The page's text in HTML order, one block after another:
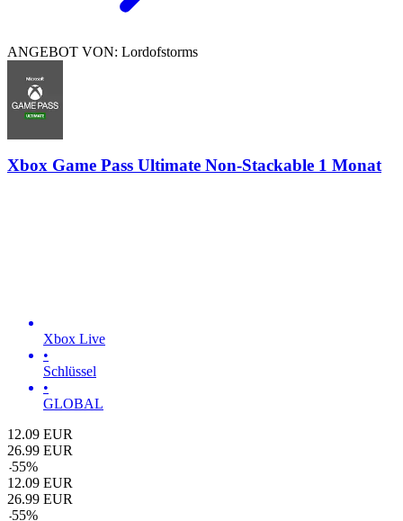
ANGEBOT VON: Lordofstorms
Xbox Game Pass Ultimate Non-Stackable 1 Monat
Xbox Live
•
Schlüssel
•
GLOBAL
12.09 EUR
26.99 EUR
-55%
12.09 EUR
26.99 EUR
-55%